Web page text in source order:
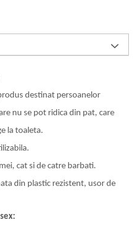
destinat persoanelor
nu se pot ridica din pat, care
la toaleta.
cat si de catre barbati.
din plastic rezistent, usor de